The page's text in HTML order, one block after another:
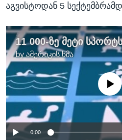
აგვისტოდან 5
byამერიკის ხმა
No media source
0:00